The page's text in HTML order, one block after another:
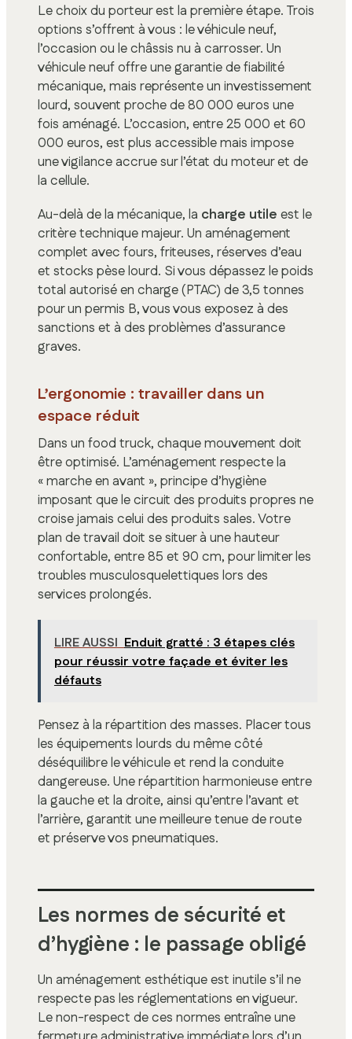
Le choix du porteur est la première étape. Trois
options s’offrent à vous : le véhicule neuf,
l’occasion ou le châssis nu à carrosser. Un
véhicule neuf offre une garantie de fiabilité
mécanique, mais représente un investissement
lourd, souvent proche de 80 000 euros une
fois aménagé. L’occasion, entre 25 000 et 60
000 euros, est plus accessible mais impose
une vigilance accrue sur l’état du moteur et de
la cellule.
Au-delà de la mécanique, la charge utile est le
critère technique majeur. Un aménagement
complet avec fours, friteuses, réserves d’eau
et stocks pèse lourd. Si vous dépassez le poids
total autorisé en charge (PTAC) de 3,5 tonnes
pour un permis B, vous vous exposez à des
sanctions et à des problèmes d’assurance
graves.
L’ergonomie : travailler dans un
espace réduit
Dans un food truck, chaque mouvement doit
être optimisé. L’aménagement respecte la
« marche en avant », principe d’hygiène
imposant que le circuit des produits propres ne
croise jamais celui des produits sales. Votre
plan de travail doit se situer à une hauteur
confortable, entre 85 et 90 cm, pour limiter les
troubles musculosquelettiques lors des
services prolongés.
LIRE AUSSI Enduit gratté : 3 étapes clés
pour réussir votre façade et éviter les
défauts
Pensez à la répartition des masses. Placer tous
les équipements lourds du même côté
déséquilibre le véhicule et rend la conduite
dangereuse. Une répartition harmonieuse entre
la gauche et la droite, ainsi qu’entre l’avant et
l’arrière, garantit une meilleure tenue de route
et préserve vos pneumatiques.
Les normes de sécurité et
d’hygiène : le passage obligé
Un aménagement esthétique est inutile s’il ne
respecte pas les réglementations en vigueur.
Le non-respect de ces normes entraîne une